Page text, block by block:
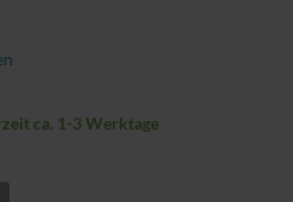
ca. 1-3 Werktage